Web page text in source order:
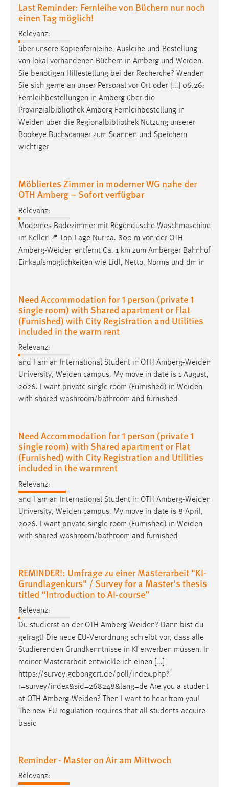
Last Reminder: Fernleihe von Büchern nur noch
einen Tag möglich!
Relevanz:
über unsere Kopienfernleihe, Ausleihe und Bestellung
von lokal vorhandenen Büchern in Amberg und Weiden.
Sie benötigen Hilfestellung bei der Recherche? Wenden
Sie sich gerne an unser Personal vor Ort oder [...] 06.26:
Fernleihbestellungen in Amberg über die
Provinzialbibliothek Amberg Fernleihbestellung in
Weiden über die Regionalbibliothek Nutzung unserer
Bookeye Buchscanner zum Scannen und Speichern
wichtiger
Möbliertes Zimmer in moderner WG nahe der
OTH Amberg – Sofort verfügbar
Relevanz:
Modernes Badezimmer mit Regendusche Waschmaschine
im Keller 📍 Top-Lage Nur ca. 800 m von der OTH
Amberg-Weiden entfernt Ca. 1 km zum Amberger Bahnhof
Einkaufsmöglichkeiten wie Lidl, Netto, Norma und dm in
Need Accommodation for 1 person (private 1
single room) with Shared apartment or Flat
(Furnished) with City Registration and Utilities
included in the warm rent
Relevanz:
and I am an International Student in OTH Amberg-Weiden
University, Weiden campus. My move in date is 1 August,
2026. I want private single room (Furnished) in Weiden
with shared washroom/bathroom and furnished
Need Accommodation for 1 person (private 1
single room) with Shared apartment or Flat
(Furnished) with City Registration and Utilities
included in the warmrent
Relevanz:
and I am an International Student in OTH Amberg-Weiden
University, Weiden campus. My move in date is 8 April,
2026. I want private single room (Furnished) in Weiden
with shared washroom/bathroom and furnished
REMINDER!: Umfrage zu einer Masterarbeit "KI-
Grundlagenkurs" / Survey for a Master's thesis
titled “Introduction to AI-course”
Relevanz:
Du studierst an der OTH Amberg-Weiden? Dann bist du
gefragt! Die neue EU-Verordnung schreibt vor, dass alle
Studierenden Grundkenntnisse in KI erwerben müssen. In
meiner Masterarbeit entwickle ich einen [...]
https://survey.gebongert.de/poll/index.php?
r=survey/index&sid=268248&lang=de Are you a student
at OTH Amberg-Weiden? Then I want to hear from you!
The new EU regulation requires that all students acquire
basic
Reminder - Master on Air am Mittwoch
Relevanz: